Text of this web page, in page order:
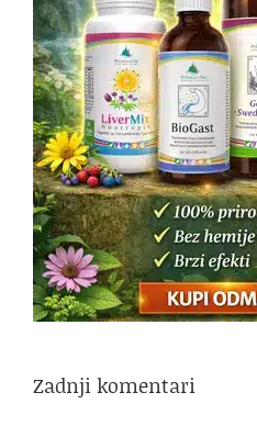
Zadnji komentari